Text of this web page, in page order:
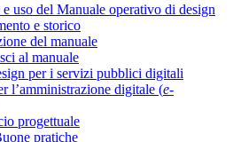
uso del Manuale operativo di design
e storico
del manuale
al manuale
per i servizi pubblici digitali
l’amministrazione digitale (e-
progettuale
pratiche